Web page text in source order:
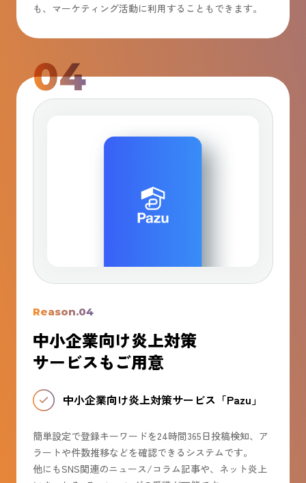
も、マーケティング活動に利用することもできます。
04
Reason.04
中小企業向け炎上対策
サービスもご用意
中小企業向け炎上対策サービス「Pazu」
簡単設定で登録キーワードを24時間365日投稿検知、ア
ラートや件数推移などを確認できるシステムです。
他にもSNS関連のニュース/コラム記事や、ネット炎上